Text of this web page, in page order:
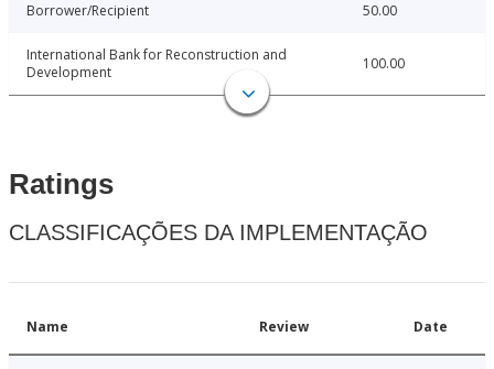
Borrower/Recipient 50.00
International Bank for Reconstruction and
Development
100.00
Ratings
CLASSIFICAÇÕES DA IMPLEMENTAÇÃO
Name Review Date